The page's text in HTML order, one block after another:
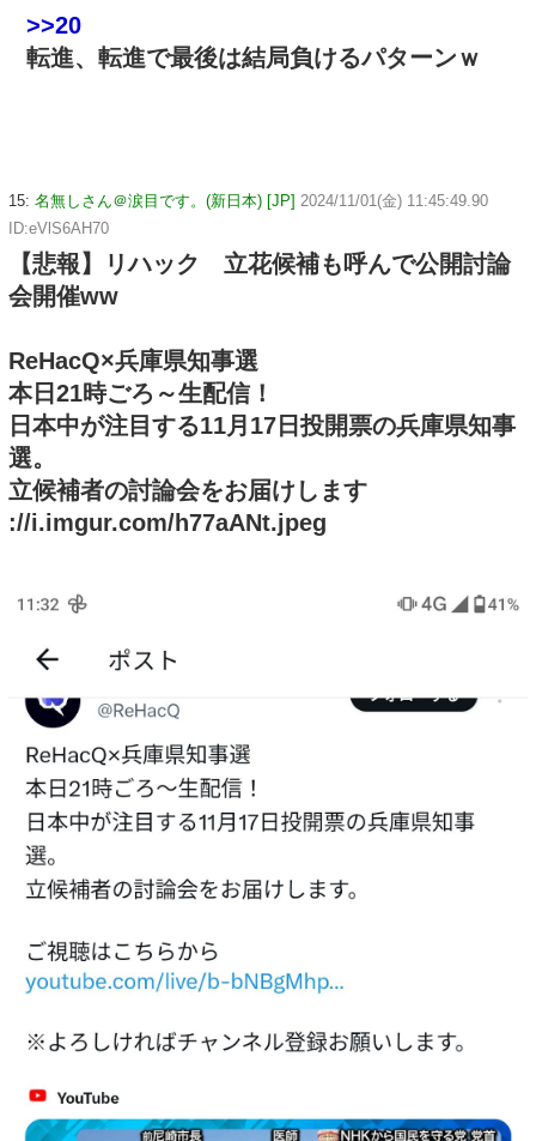
>>20
転進、転進で最後は結局負けるパターンｗ
15: 名無しさん＠涙目です。(新日本) [JP] 2024/11/01(金) 11:45:49.90
ID:eVlS6AH70
【悲報】リハック 立花候補も呼んで公開討論
会開催ww
ReHacQ×兵庫県知事選
本日21時ごろ～生配信！
日本中が注目する11月17日投開票の兵庫県知事
選。
立候補者の討論会をお届けします
://i.imgur.com/h77aANt.jpeg